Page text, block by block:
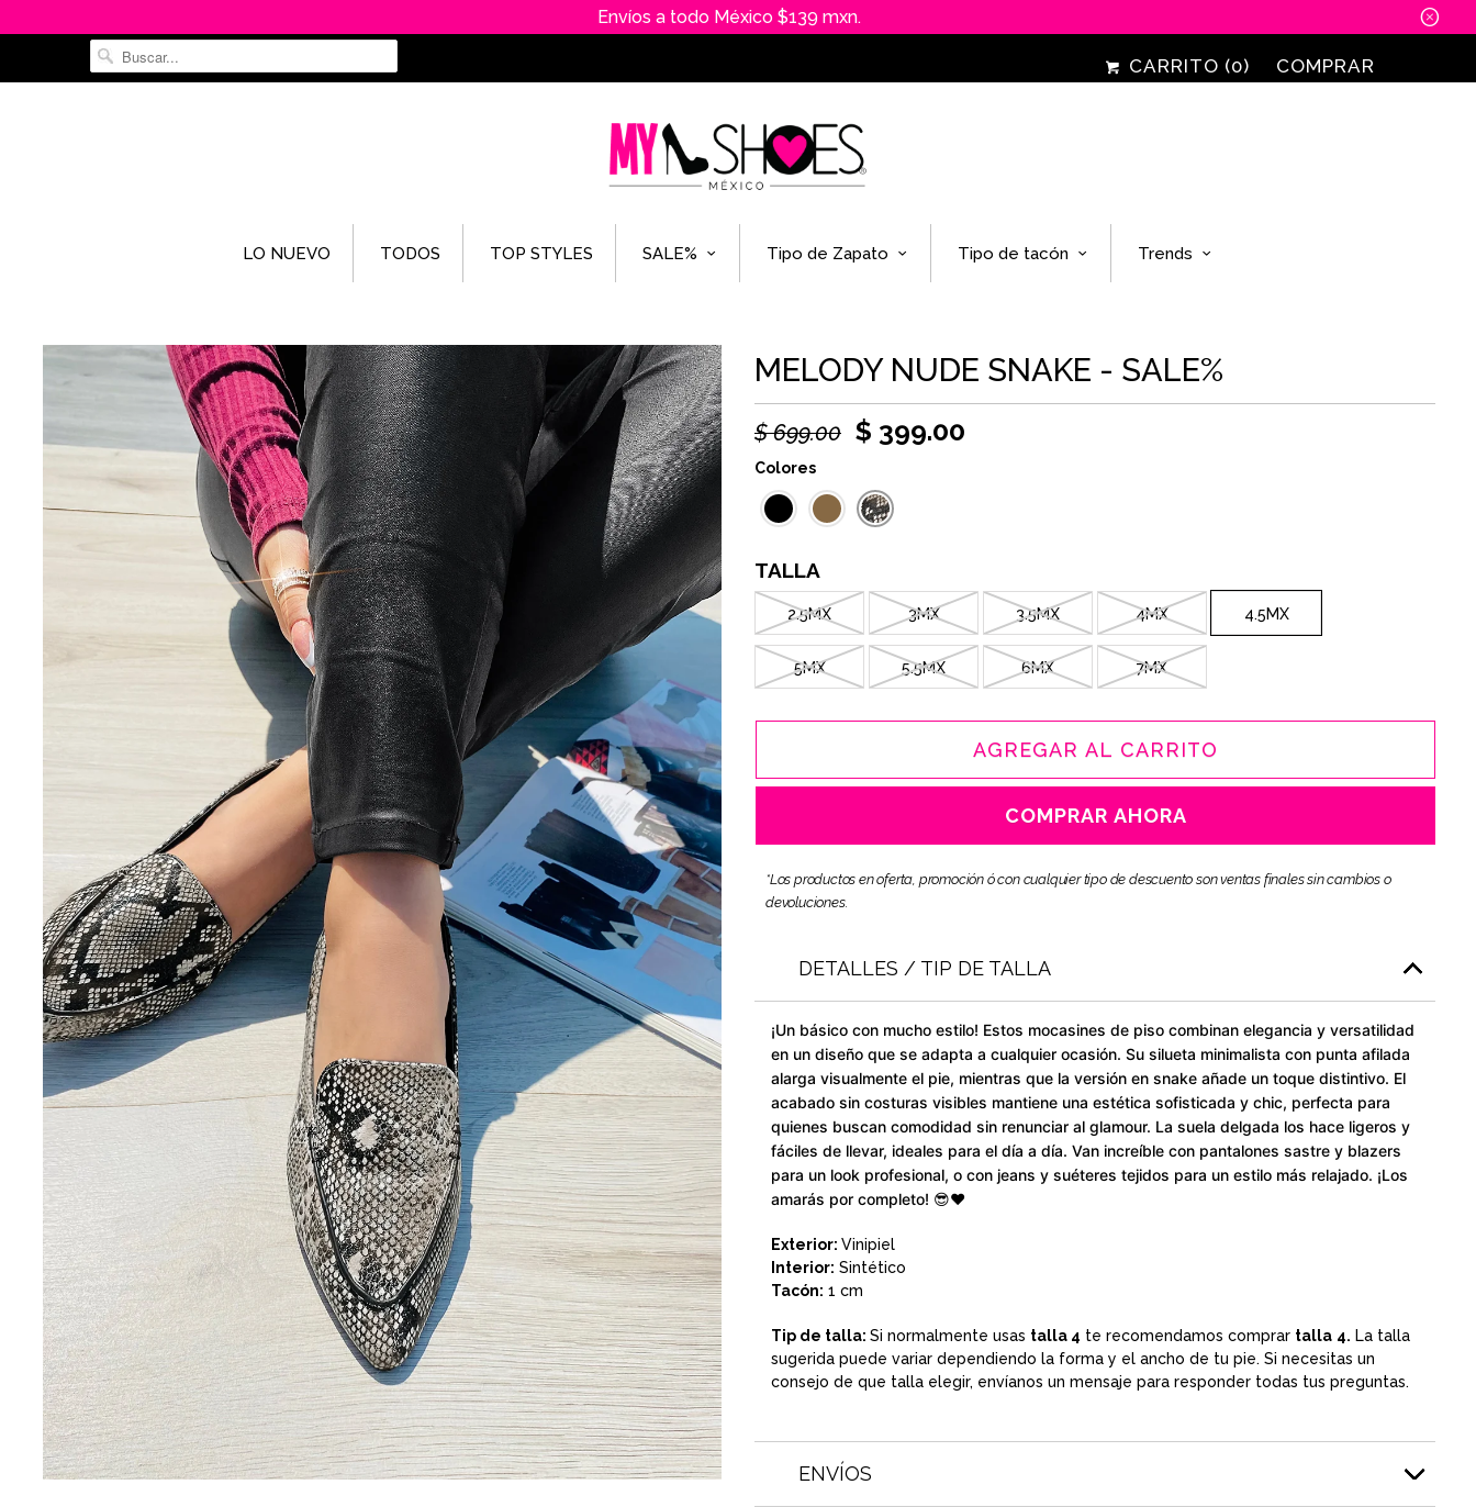
Envíos a todo México $139 mxn. ␡
CARRITO (0) COMPRAR
LO NUEVO TODOS TOP STYLES SALE% Tipo de Zapato Tipo de tacón Trends
MELODY NUDE SNAKE - SALE%
$ 699.00 $ 399.00
Colores
TALLA
2.5MX 3MX 3.5MX 4MX 4.5MX
5MX 5.5MX 6MX 7MX
AGREGAR AL CARRITO
COMPRAR AHORA
*Los productos en oferta, promoción ó con cualquier tipo de descuento son ventas finales sin cambios o
devoluciones.
DETALLES / TIP DE TALLA
¡Un básico con mucho estilo! Estos mocasines de piso combinan elegancia y versatilidad
en un diseño que se adapta a cualquier ocasión. Su silueta minimalista con punta afilada
alarga visualmente el pie, mientras que la versión en snake añade un toque distintivo. El
acabado sin costuras visibles mantiene una estética sofisticada y chic, perfecta para
quienes buscan comodidad sin renunciar al glamour. La suela delgada los hace ligeros y
fáciles de llevar, ideales para el día a día. Van increíble con pantalones sastre y blazers
para un look profesional, o con jeans y suéteres tejidos para un estilo más relajado. ¡Los
amarás por completo! 😎❤️
Exterior: Vinipiel
Interior: Sintético
Tacón: 1 cm
Tip de talla: Si normalmente usas talla 4 te recomendamos comprar talla 4. La talla
sugerida puede variar dependiendo la forma y el ancho de tu pie. Si necesitas un
consejo de que talla elegir, envíanos un mensaje para responder todas tus preguntas.
ENVÍOS